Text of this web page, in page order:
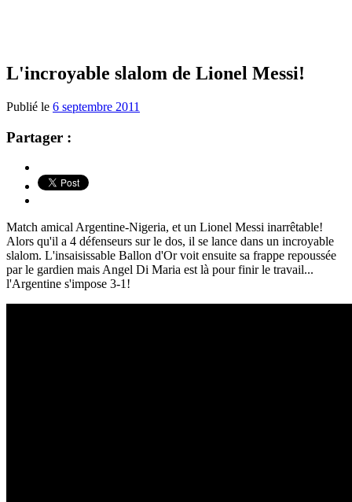
L'incroyable slalom de Lionel Messi!
Publié le 6 septembre 2011
Partager :
Match amical Argentine-Nigeria, et un Lionel Messi inarrêtable!
Alors qu'il a 4 défenseurs sur le dos, il se lance dans un incroyable
slalom. L'insaisissable Ballon d'Or voit ensuite sa frappe repoussée
par le gardien mais Angel Di Maria est là pour finir le travail...
l'Argentine s'impose 3-1!